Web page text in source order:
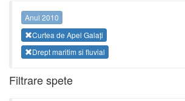
Anul 2010
Curtea de Apel Galați
Drept maritim si fluvial
Filtrare spete